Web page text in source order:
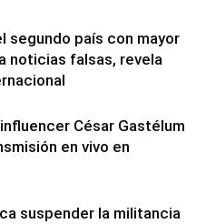
segundo país con mayor
noticias falsas, revela
César Gastélum
en vivo en
suspender la militancia